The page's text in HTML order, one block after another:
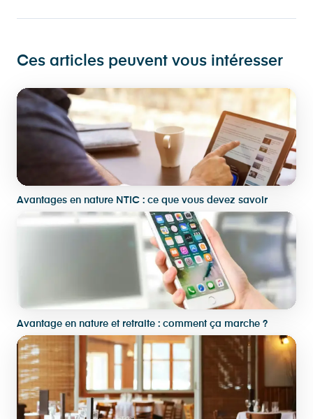
Ces articles peuvent vous intéresser
Avantages en nature NTIC : ce que vous devez savoir
Avantage en nature et retraite : comment ça marche ?